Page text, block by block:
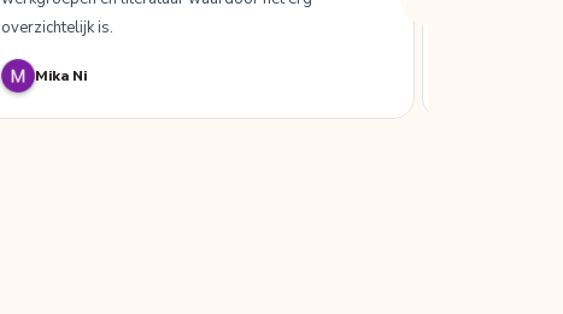
Mika Ni
overzichtelijk is.